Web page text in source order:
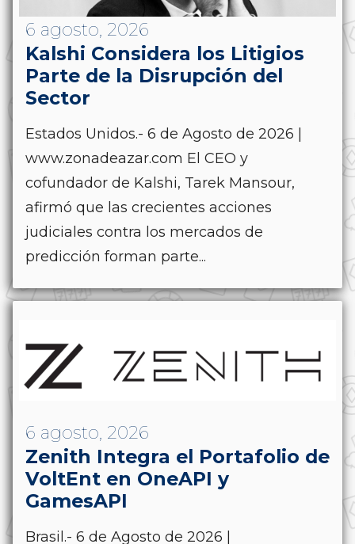
6 agosto, 2026
Kalshi Considera los Litigios
Parte de la Disrupción del
Sector
Estados Unidos.- 6 de Agosto de 2026 |
www.zonadeazar.com El CEO y
cofundador de Kalshi, Tarek Mansour,
afirmó que las crecientes acciones
judiciales contra los mercados de
predicción forman parte...
6 agosto, 2026
Zenith Integra el Portafolio de
VoltEnt en OneAPI y
GamesAPI
Brasil.- 6 de Agosto de 2026 |